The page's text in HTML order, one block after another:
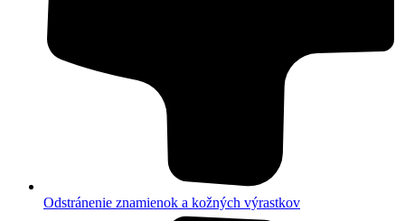
Odstránenie znamienok a kožných výrastkov